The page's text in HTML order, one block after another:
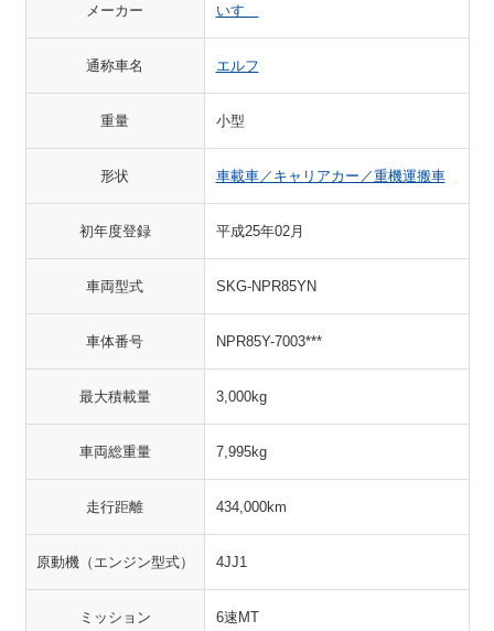
メーカー いすゞ
通称車名 エルフ
重量 小型
形状 車載車／キャリアカー／重機運搬車
初年度登録 平成25年02月
車両型式 SKG-NPR85YN
車体番号 NPR85Y-7003***
最大積載量 3,000kg
車両総重量 7,995kg
走行距離 434,000km
原動機（エンジン型式） 4JJ1
ミッション 6速MT